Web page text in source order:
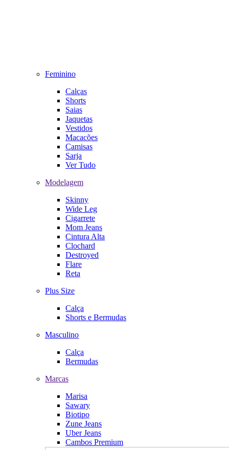
Feminino
Calças
Shorts
Saias
Jaquetas
Vestidos
Macacões
Camisas
Sarja
Ver Tudo
Modelagem
Skinny
Wide Leg
Cigarrete
Mom Jeans
Cintura Alta
Clochard
Destroyed
Flare
Reta
Plus Size
Calça
Shorts e Bermudas
Masculino
Calça
Bermudas
Marcas
Marisa
Sawary
Biotipo
Zune Jeans
Uber Jeans
Cambos Premium